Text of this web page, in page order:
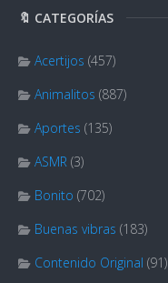
🔖 CATEGORÍAS
Acertijos (457)
Animalitos (887)
Aportes (135)
ASMR (3)
Bonito (702)
Buenas vibras (183)
Contenido Original (91)